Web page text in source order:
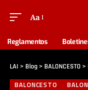
Aa
Reglamentos
LAI > Blog > BALONCESTO >
BALONCESTO